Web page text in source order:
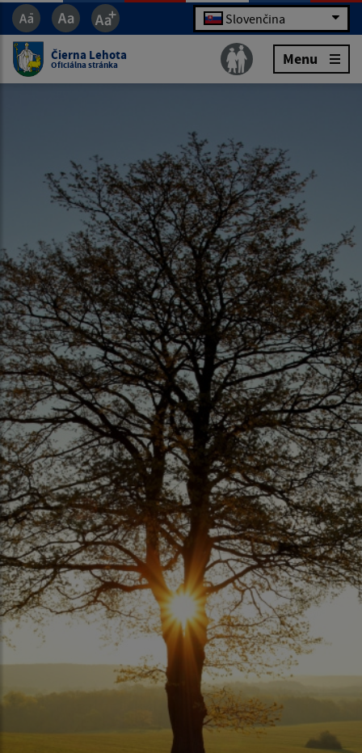
Slovenčina
Čierna Lehota
Oficiálna stránka Menu